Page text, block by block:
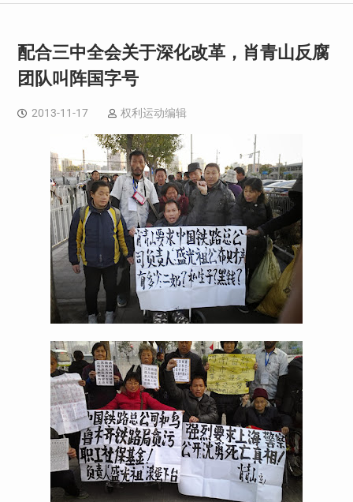
配合三中全会关于深化改革，肖青山反腐
团队叫阵国字号
2013-11-17 权利运动编辑